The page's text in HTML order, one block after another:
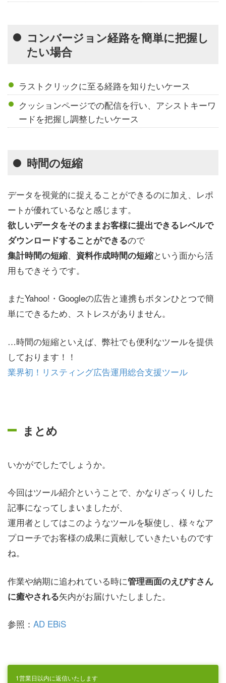
コンバージョン経路を簡単に把握し
たい場合
ラストクリックに至る経路を知りたいケース
クッションページでの配信を行い、アシストキーワ
ードを把握し調整したいケース
時間の短縮
データを視覚的に捉えることができるのに加え、レポ
ートが優れているなと感じます。
欲しいデータをそのままお客様に提出できるレベルで
ダウンロードすることができるので
集計時間の短縮、 資料作成時間の短縮という面から活
用もできそうです。
またYahoo!・Googleの広告と連携もボタンひとつで簡
単にできるため、ストレスがありません。
…時間の短縮といえば、弊社でも便利なツールを提供
しております！！
業界初！リスティング広告運用総合支援ツール
まとめ
いかがでしたでしょうか。
今回はツール紹介ということで、かなりざっくりした
記事になってしまいましたが、
運用者としてはこのようなツールを駆使し、様々なア
プローチでお客様の成果に貢献していきたいものです
ね。
作業や納期に追われている時に管理画面のえびすさん
に癒やされる矢内がお届けいたしました。
参照： AD EBiS
1営業日以内に返信いたします